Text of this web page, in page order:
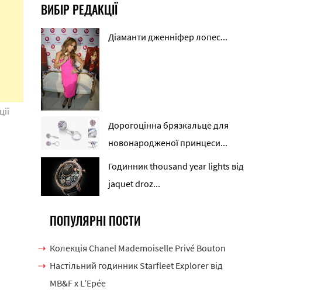
ВИБІР РЕДАКЦІЇ
Діаманти дженніфер лопес...
Дорогоцінна брязкальце для
новонародженої принцеси...
Годинник thousand year lights від
jaquet droz...
ПОПУЛЯРНІ ПОСТИ
Колекція Chanel Mademoiselle Privé Bouton
Настільний годинник Starfleet Explorer від
MB&F x L’Epée